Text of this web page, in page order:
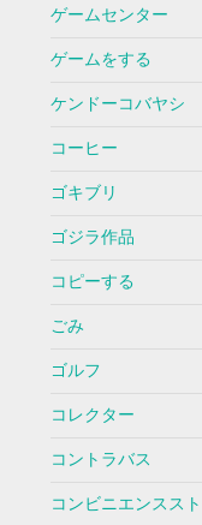
ゲームセンター
ゲームをする
ケンドーコバヤシ
コーヒー
ゴキブリ
ゴジラ作品
コピーする
ごみ
ゴルフ
コレクター
コントラバス
コンビニエンスス